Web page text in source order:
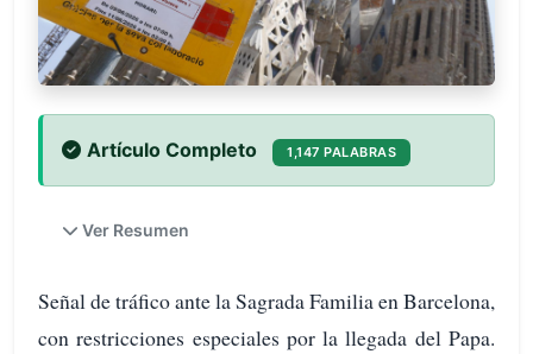
Artículo Completo 1,147 PALABRAS
Ver Resumen
Señal de tráfico ante la Sagrada Familia en Barcelona,
con restricciones especiales por la llegada del Papa.